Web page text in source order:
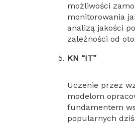
możliwości
monitorowania
analizą jakości
zależności od
KN “IT”
Uczenie przez
modelom
fundamentem
popularnych